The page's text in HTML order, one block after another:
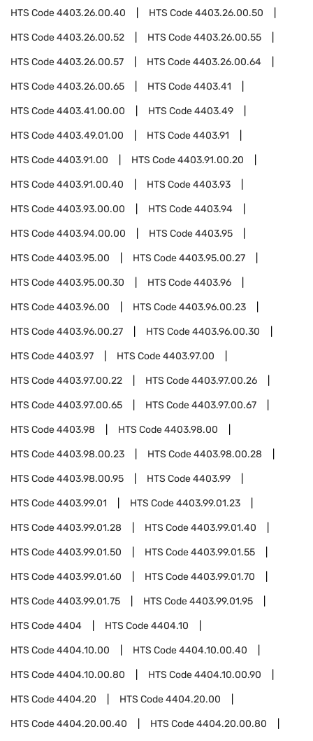
HTS Code4403.26.00.40 HTS Code4403.26.00.50
HTS Code4403.26.00.52 HTS Code4403.26.00.55
HTS Code4403.26.00.57 HTS Code4403.26.00.64
HTS Code4403.26.00.65 HTS Code4403.41
HTS Code4403.41.00.00 HTS Code4403.49
HTS Code4403.49.01.00 HTS Code4403.91
HTS Code4403.91.00 HTS Code4403.91.00.20
HTS Code4403.91.00.40 HTS Code4403.93
HTS Code4403.93.00.00 HTS Code4403.94
HTS Code4403.94.00.00 HTS Code4403.95
HTS Code4403.95.00 HTS Code4403.95.00.27
HTS Code4403.95.00.30 HTS Code4403.96
HTS Code4403.96.00 HTS Code4403.96.00.23
HTS Code4403.96.00.27 HTS Code4403.96.00.30
HTS Code4403.97 HTS Code4403.97.00
HTS Code4403.97.00.22 HTS Code4403.97.00.26
HTS Code4403.97.00.65 HTS Code4403.97.00.67
HTS Code4403.98 HTS Code4403.98.00
HTS Code4403.98.00.23 HTS Code4403.98.00.28
HTS Code4403.98.00.95 HTS Code4403.99
HTS Code4403.99.01 HTS Code4403.99.01.23
HTS Code4403.99.01.28 HTS Code4403.99.01.40
HTS Code4403.99.01.50 HTS Code4403.99.01.55
HTS Code4403.99.01.60 HTS Code4403.99.01.70
HTS Code4403.99.01.75 HTS Code4403.99.01.95
HTS Code4404 HTS Code4404.10
HTS Code4404.10.00 HTS Code4404.10.00.40
HTS Code4404.10.00.80 HTS Code4404.10.00.90
HTS Code4404.20 HTS Code4404.20.00
HTS Code4404.20.00.40 HTS Code4404.20.00.80